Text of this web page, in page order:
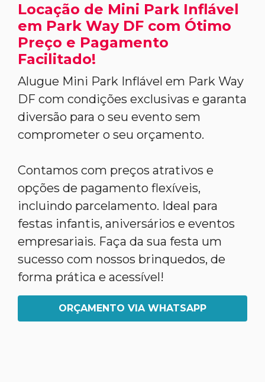
Locação de Mini Park Inflável
em Park Way DF com Ótimo
Preço e Pagamento
Facilitado!
Alugue Mini Park Inflável em Park Way
DF com condições exclusivas e garanta
diversão para o seu evento sem
comprometer o seu orçamento.
Contamos com preços atrativos e
opções de pagamento flexíveis,
incluindo parcelamento. Ideal para
festas infantis, aniversários e eventos
empresariais. Faça da sua festa um
sucesso com nossos brinquedos, de
forma prática e acessível!
ORÇAMENTO VIA WHATSAPP